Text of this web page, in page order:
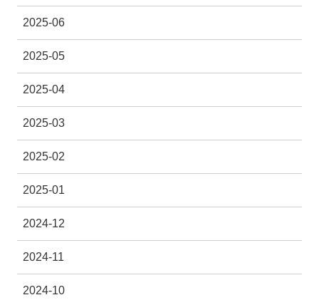
2025-06
2025-05
2025-04
2025-03
2025-02
2025-01
2024-12
2024-11
2024-10